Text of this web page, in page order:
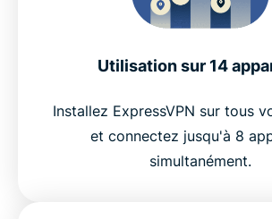
Utilisation sur 14
Installez ExpressVPN sur tous
et connectez jusqu'à 8
simultanément.